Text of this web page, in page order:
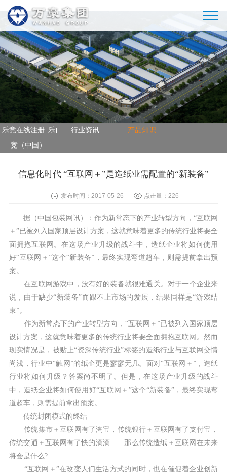
乐竞在线注册_乐竞（中国）
乐竞在线注册_乐
竞（中国）
行业资讯 产品知识
信息化时代 “互联网＋”是造纸业需配置的“新装备”
发布时间：2017-05-26 点击量： 226
据（中国包装网讯）：作为新常态下的产业转型方向，“互联网
＋”已被列入国家顶层设计方案，这就意味着更多的传统行业将要全
面拥抱互联网。在这场产业升级的战斗中，造纸企业将如何使用
好“互联网＋”这个“新装备”，最终实现弯道超车，则需提前拿出预
案。
在互联网游戏中，没有好的装备就很难通关。对于一个企业来
说，由于缺少“新装备”而跟不上市场的发展，结果同样是“游戏结
束”。
作为新常态下的产业转型方向，“互联网＋”已被列入国家顶层
设计方案，这就意味着更多的传统行业将要全面拥抱互联网。然而
现实情况是，被贴上“资深传统行业”标签的造纸行业与互联网交情
尚浅，行业中“触网”的纸企更是寥寥无几。面对“互联网＋”，造纸
行业将如何升级？答案尚不明了。但是，在这场产业升级的战斗
中，造纸企业将如何使用好“互联网＋”这个“新装备”，最终实现弯
道超车，则需提前拿出预案。
传统封闭模式的终结
传统集市＋互联网有了淘宝，传统银行＋互联网有了支付宝，
传统交通＋互联网有了快的滴滴……那么传统造纸＋互联网在未来
将会是什么?
“互联网＋”在改变人们生活方式的同时，也在催促着企业创新